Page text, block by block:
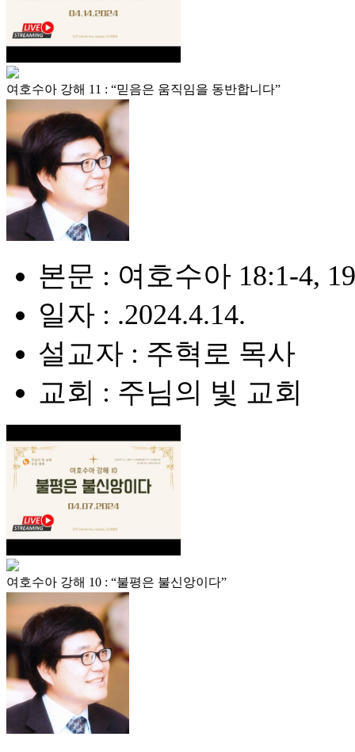
여호수아 강해 11 : “믿음은 움직임을 동반합니다”
본문 : 여호수아 18:1-4,
일자 : .2024.4.14.
설교자 : 주혁로 목사
교회 : 주님의 빛 교회
여호수아 강해 10 : “불평은 불신앙이다”